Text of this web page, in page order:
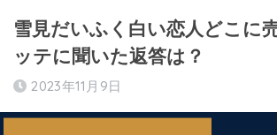
雪見だいふく白い恋人どこに
ッテに聞いた返答は？
2023年11月9日